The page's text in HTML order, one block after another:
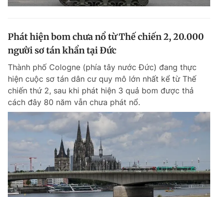
Phát hiện bom chưa nổ từ Thế chiến 2, 20.000
người sơ tán khẩn tại Đức
Thành phố Cologne (phía tây nước Đức) đang thực
hiện cuộc sơ tán dân cư quy mô lớn nhất kể từ Thế
chiến thứ 2, sau khi phát hiện 3 quả bom được thả
cách đây 80 năm vẫn chưa phát nổ.